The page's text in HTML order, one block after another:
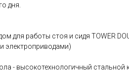
дня.
для работы стоя и сидя TOWER
электроприводами)
- высокотехнологичный стальной